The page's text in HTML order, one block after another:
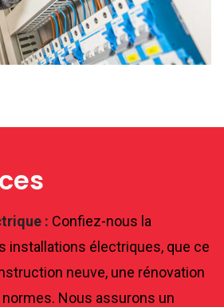
: Confiez-nous la
installations électriques, que ce
neuve, une rénovation
Nous assurons un